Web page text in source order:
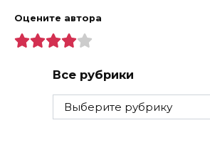
Оцените автора
Все рубрики
Все
рубрики